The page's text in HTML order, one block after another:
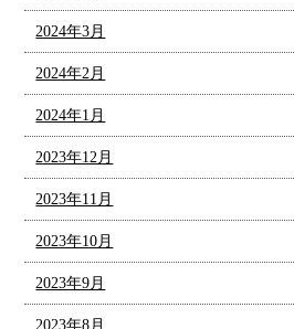
2024年3月
2024年2月
2024年1月
2023年12月
2023年11月
2023年10月
2023年9月
2023年8月